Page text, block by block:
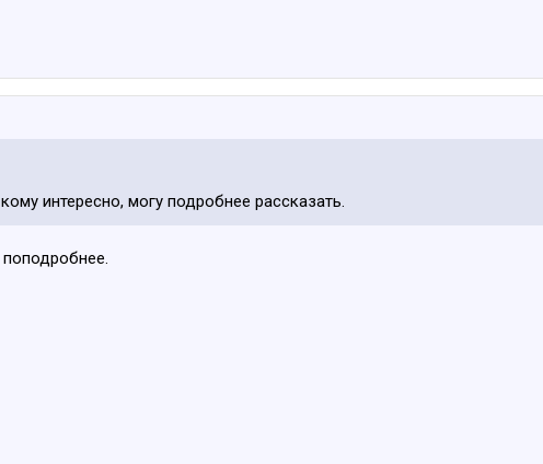
интересно, могу подробнее рассказать.